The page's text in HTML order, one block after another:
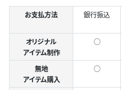
お支払方法 銀行振込
オリジナル
アイテム制作
○
無地
アイテム購入
○